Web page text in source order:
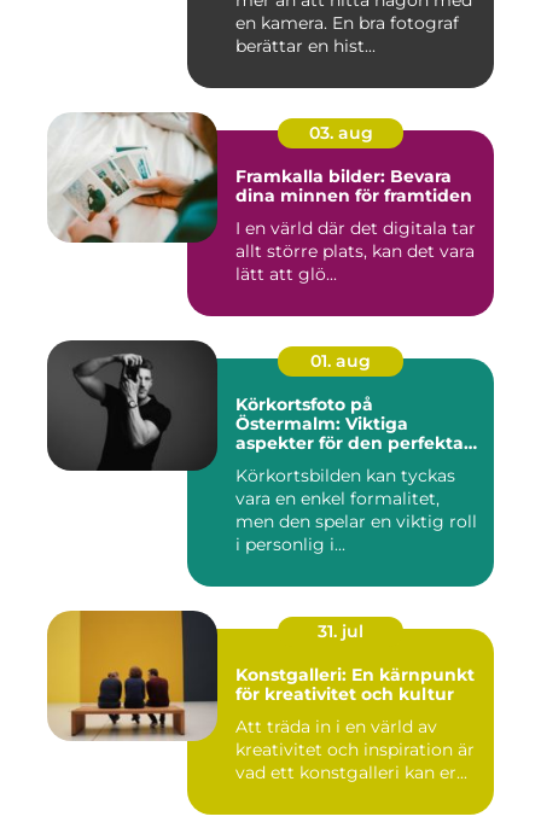
en kamera. En bra fotograf
berättar en hist...
03. aug
Framkalla bilder: Bevara
dina minnen för framtiden
I en värld där det digitala tar
allt större plats, kan det vara
lätt att glö...
01. aug
Körkortsfoto på
Östermalm: Viktiga
aspekter för den perfekta
Körkortsbilden kan tyckas
vara en enkel formalitet,
men den spelar en viktig roll
i personlig i...
31. jul
Konstgalleri: En kärnpunkt
för kreativitet och kultur
Att träda in i en värld av
kreativitet och inspiration är
vad ett konstgalleri kan er...